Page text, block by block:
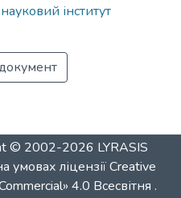
інститут
© 2002-2026 LYRASIS
умовах ліцензіїCreative
4.0 Всесвітня .